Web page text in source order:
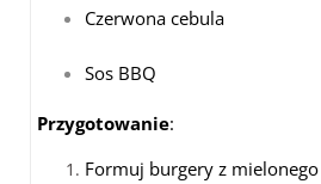
Czerwona cebula
Sos BBQ
Przygotowanie:
Formuj burgery z